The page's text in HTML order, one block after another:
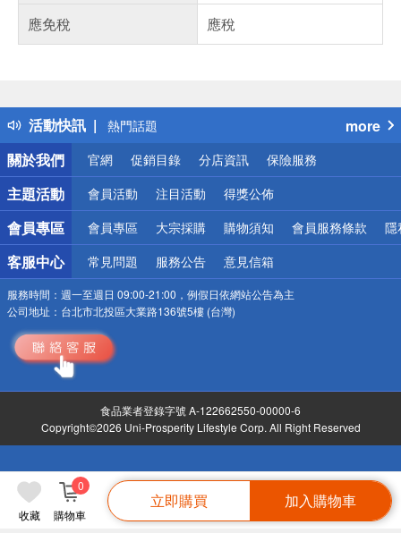
收藏 購物車
0
立即購買 加入購物車
應免稅
應稅
活動快訊
得獎公告
熱門話題
銀行優惠
偏遠地區配送
詐騙網頁！請小心！
more
關於我們
官網 促銷目錄 分店資訊 保險服務
主題活動 會員活動 注目活動 得獎公佈
會員專區 會員專區 大宗採購 購物須知 會員服務條款 隱
客服中心 常見問題 服務公告 意見信箱
服務時間： 週一至週日 09:00-21:00，例假日依網站公告為主
公司地址： 台北市北投區大業路136號5樓 (台灣)
食品業者登錄字號 A-122662550-00000-6
Copyright©2026 Uni-Prosperity Lifestyle Corp. All Right Reserved